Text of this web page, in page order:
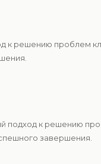
к решению проблем
подход к решению
завершения.